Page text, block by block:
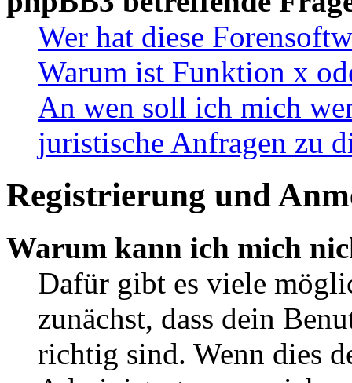
Wer hat diese
Warum ist Funktion x
An wen soll ich mich
juristische Anfragen zu
Registrierung und
Warum kann ich mich
Dafür gibt es viele
zunächst, dass dein
richtig sind. Wenn dies